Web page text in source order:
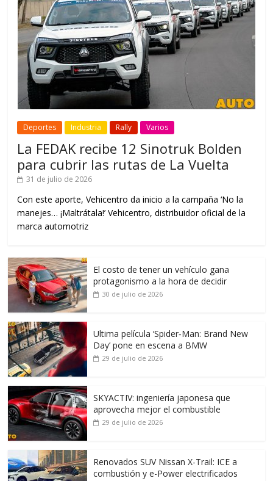
Deportes Industria Rally Varios
La FEDAK recibe 12 Sinotruk Bolden
para cubrir las rutas de La Vuelta
31 de julio de 2026
Con este aporte, Vehicentro da inicio a la campaña ‘No la
manejes… ¡Maltrátala!’ Vehicentro, distribuidor oficial de la
marca automotriz
El costo de tener un vehículo gana
protagonismo a la hora de decidir
30 de julio de 2026
Ultima película ‘Spider‑Man: Brand New
Day’ pone en escena a BMW
29 de julio de 2026
SKYACTIV: ingeniería japonesa que
aprovecha mejor el combustible
29 de julio de 2026
Renovados SUV Nissan X-Trail: ICE a
combustión y e-Power electrificados